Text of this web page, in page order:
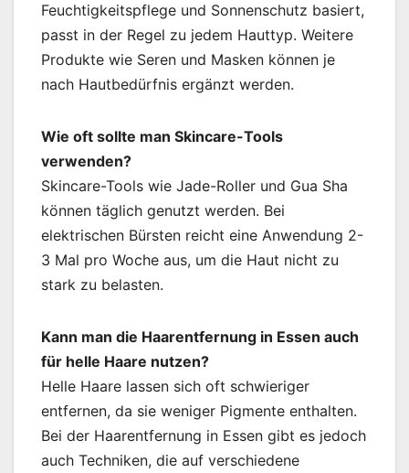
Feuchtigkeitspflege und Sonnenschutz basiert,
passt in der Regel zu jedem Hauttyp. Weitere
Produkte wie Seren und Masken können je
nach Hautbedürfnis ergänzt werden.
Wie oft sollte man Skincare-Tools
verwenden?
Skincare-Tools wie Jade-Roller und Gua Sha
können täglich genutzt werden. Bei
elektrischen Bürsten reicht eine Anwendung 2-
3 Mal pro Woche aus, um die Haut nicht zu
stark zu belasten.
Kann man die Haarentfernung in Essen auch
für helle Haare nutzen?
Helle Haare lassen sich oft schwieriger
entfernen, da sie weniger Pigmente enthalten.
Bei der Haarentfernung in Essen gibt es jedoch
auch Techniken, die auf verschiedene